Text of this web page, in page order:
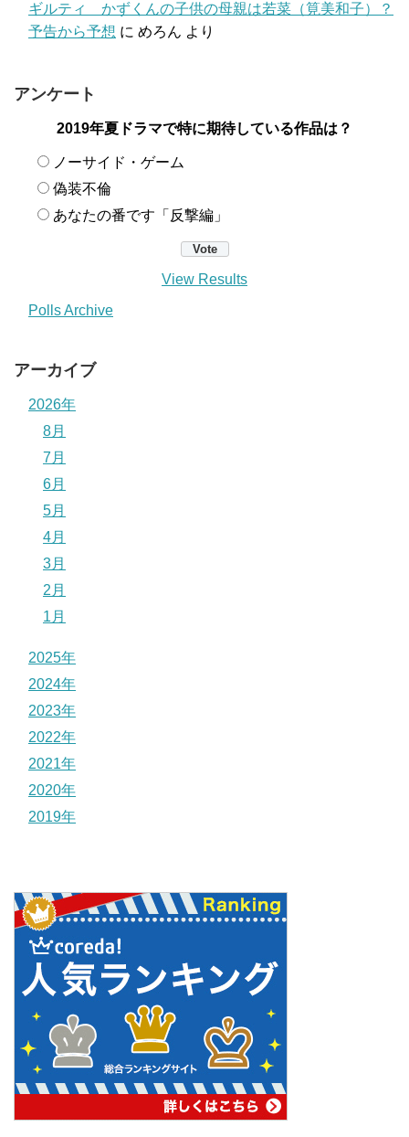
ギルティ かずくんの子供の母親は若菜（筧美和子）？
予告から予想 に めろん より
アンケート
2019年夏ドラマで特に期待している作品は？
ノーサイド・ゲーム
偽装不倫
あなたの番です「反撃編」
View Results
Polls Archive
アーカイブ
2026年
8月
7月
6月
5月
4月
3月
2月
1月
2025年
2024年
2023年
2022年
2021年
2020年
2019年